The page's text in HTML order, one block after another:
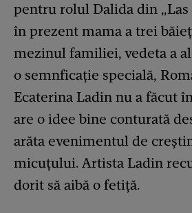
pentru rolul Dalida din
în prezent mama a trei
mezinul familiei, vedeta a
o semnficație specială,
Ecaterina Ladin nu a făcut
are o idee bine conturată
arăta evenimentul de
micuțului. Artista Ladin
dorit să aibă o fetiță.